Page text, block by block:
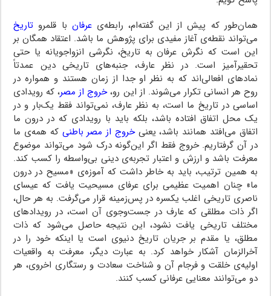
همان‌طور که پیش از این گفته‌ام، رابطه‌یعرفان با قلمرو تاریخ
می‌تواند نقطه‌ی آغاز مفیدی برای پژوهش ما باشد. اعتقاد همگان بر
این است که نگرش عرفان به تاریخ، نگرشی انزواجویانه یا حتی
تحقیرآمیز است. در نظر عارف، جنبه‌های تاریخی دین عمدتاً
نمادهای افعالی‌اند که به نظر او جدا از زمان هستند و همواره در
روح هر انسانی تکرار می‌شوند. از این رو،خروج از مصر، که رویدادی
اساسی در تاریخ ما است، به نظر عارف، نمی‌تواند فقط یک‌بار و در
یک محل اتفاق افتاده باشد، بلکه باید با رویدادی که در درون ما
اتفاق می‌افتد همانند باشد، یعنیخروج از مصر باطنی که همه‌ی ما
در آن گرفتاریم. خروج فقط اگر این‌گونه درک شود می‌تواند موضوع
معرفت باشد و ارزش و اعتبار تجربه‌ی دینی بی‌واسطه را کسب کند.
به همین ترتیب، باید به خاطر داشت که آموزه‌ی «مسیح در درون
ما» چنان اهمیت عظیمی برای عرفای مسیحیت یافت که عیسای
ناصری تاریخی اغلب یکسره در پس‌زمینه قرار می‌گرفت. به هر حال،
اگر ذات مطلقی که عارف در جست‌وجوی آن است، در رویدادهای
مختلف تاریخی یافت نشود، این نتیجه حاصل می‌شود که ذات
مطلق، یا مقدم بر جریان تاریخ دنیوی است یا اینکه خود را در
آخرالزمان آشکار خواهد کرد. به عبارت دیگر، معرفت به واقعیات
اولیه‌ی خلقت و فرجام آن و شناخت سعادت و رستگاری اخروی، هر
دو می‌توانند معنایی عرفانی کسب کنند.